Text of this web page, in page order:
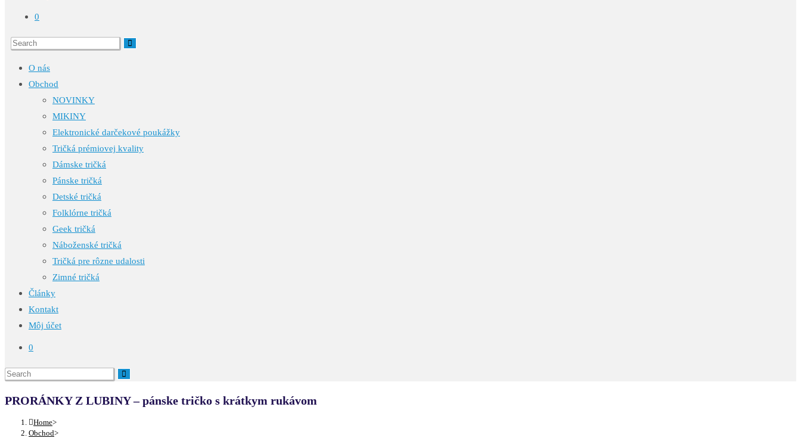
0
O nás
Obchod
NOVINKY
MIKINY
Elektronické darčekové poukážky
Tričká prémiovej kvality
Dámske tričká
Pánske tričká
Detské tričká
Folklórne tričká
Geek tričká
Náboženské tričká
Tričká pre rôzne udalosti
Zimné tričká
Články
Kontakt
Môj účet
0
PRORÁNKY Z LUBINY – pánske tričko s krátkym rukávom
Home>
Obchod>